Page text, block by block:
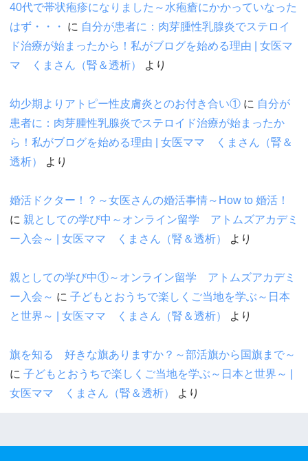
40代で帯状疱疹になりました～水疱瘡にかかっていなった
はず・・・
に 自分が患者に：肉芽腫性乳腺炎でステロイ
ド治療が始まったから！私がブログを始める理由 | 女医マ
マ くまさん（腎＆透析）
より
幼少期よりアトピー性皮膚炎とのお付き合い① に 自分が
患者に：肉芽腫性乳腺炎でステロイド治療が始まったか
ら！私がブログを始める理由 | 女医ママ くまさん（腎＆
透析）
より
婚活ドクター！？～女医さんの婚活事情～How to 婚活！
に 親としての学び中～オンライン留学 アトムズアカデミ
ー入会～ | 女医ママ くまさん（腎＆透析）
より
親としての学び中①～オンライン留学 アトムズアカデミ
ー入会～ に 子どもとおうちで楽しくご当地を学ぶ～日本
と世界～ | 女医ママ くまさん（腎＆透析）
より
旗を知る 好きな旗ありますか？～部活旗から国旗まで～
に 子どもとおうちで楽しくご当地を学ぶ～日本と世界～ |
女医ママ くまさん（腎＆透析）
より